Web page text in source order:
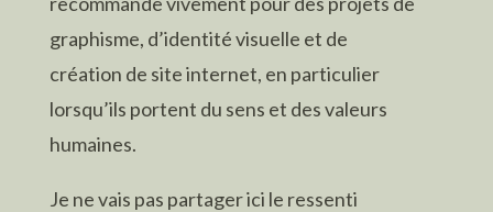
graphisme, d’identité visuelle et de
création de site internet, en particulier
lorsqu’ils portent du sens et des valeurs
humaines.
Je ne vais pas partager ici le ressenti